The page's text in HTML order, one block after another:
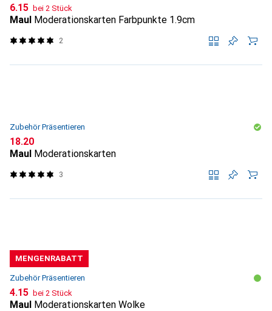
CHF
6.15 bei 2 Stück
Maul Moderationskarten Farbpunkte 1.9cm
2
Zubehör Präsentieren
CHF
18.20
Maul Moderationskarten
3
MENGENRABATT
Zubehör Präsentieren
CHF
4.15 bei 2 Stück
Maul Moderationskarten Wolke